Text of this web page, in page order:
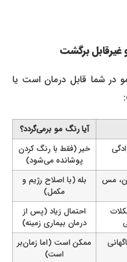
برگشت
شما قابل درمان است یا
آیا رنگ مو برمی‌گردد؟
خیر (فقط با رنگ کردن
پوشانده می‌شود)
بله (با اصلاح رژیم و
مکمل)
احتمال زیاد (پس از
درمان بیماری زمینه)
ممکن است (اما زمان‌بر
است)